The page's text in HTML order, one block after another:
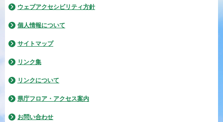
ウェブアクセシビリティ方針
個人情報について
サイトマップ
リンク集
リンクについて
県庁フロア・アクセス案内
お問い合わせ